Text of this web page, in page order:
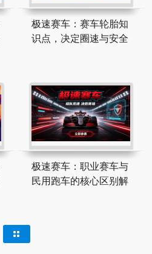
极速赛车：赛车轮胎知
识点，决定圈速与安全
极速赛车：职业赛车与
民用跑车的核心区别解